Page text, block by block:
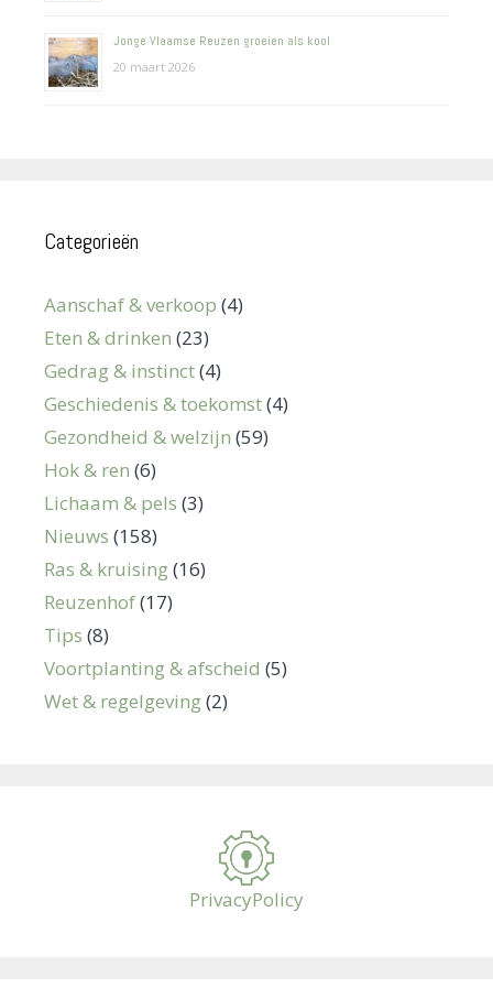
Jonge Vlaamse Reuzen groeien als kool
20 maart 2026
Categorieën
Aanschaf & verkoop (4)
Eten & drinken (23)
Gedrag & instinct(4)
Geschiedenis & toekomst(4)
Gezondheid & welzijn (59)
Hok & ren (6)
Lichaam & pels (3)
Nieuws (158)
Ras & kruising(16)
Reuzenhof(17)
Tips (8)
Voortplanting & afscheid (5)
Wet & regelgeving(2)
PrivacyPolicy